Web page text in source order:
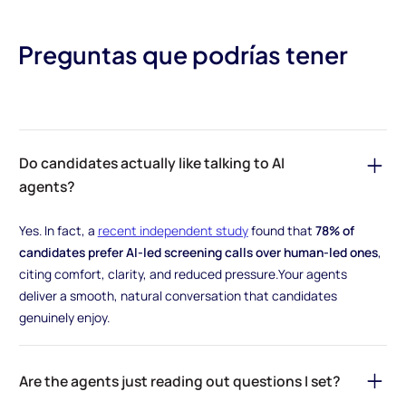
Preguntas que podrías tener
Do candidates actually like talking to AI
agents?
Yes. In fact, a recent independent studyfound that 78% of
candidates prefer AI-led screening calls over human-led ones,
citing comfort, clarity, and reduced pressure.Your agents
deliver a smooth, natural conversation that candidates
genuinely enjoy.
Are the agents just reading out questions I set?